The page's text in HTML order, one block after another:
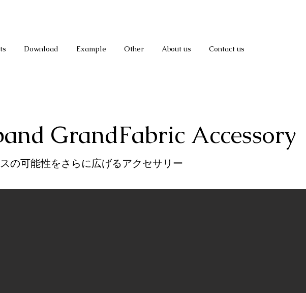
Download Example Other About us Contact us
GrandFabric Accessory
の可能性をさらに広げるアクセサリー